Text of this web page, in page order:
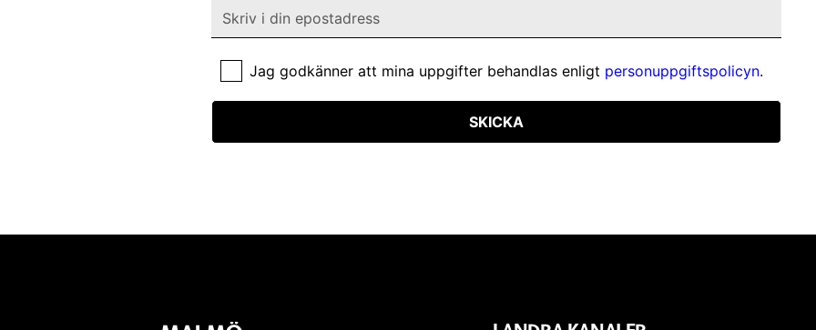
Jag godkänner att mina uppgifter behandlas enligt personuppgiftspolicyn.
SKICKA